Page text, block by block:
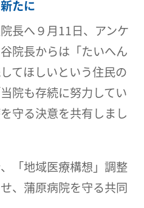
たに
長へ９月11日、アンケ
院長からは「たいへん
てほしいという住民の
院も存続に努力してい
守る決意を共有しまし
「地域医療構想」調整
、蒲原病院を守る共同